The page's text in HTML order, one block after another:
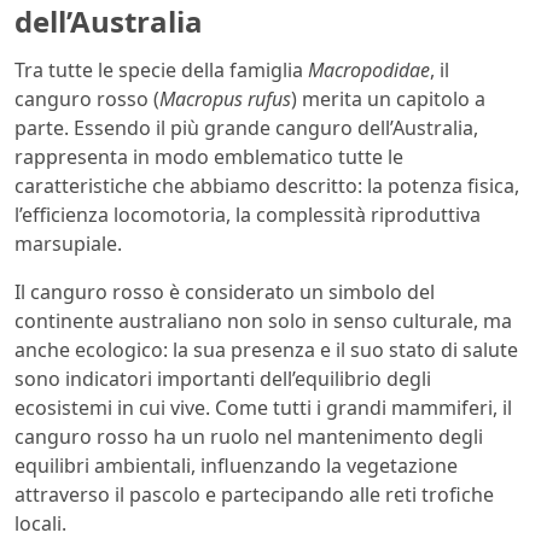
dell’Australia
Tra tutte le specie della famiglia Macropodidae, il
canguro rosso (Macropus rufus) merita un capitolo a
parte. Essendo il più grande canguro dell’Australia,
rappresenta in modo emblematico tutte le
caratteristiche che abbiamo descritto: la potenza fisica,
l’efficienza locomotoria, la complessità riproduttiva
marsupiale.
Il canguro rosso è considerato un simbolo del
continente australiano non solo in senso culturale, ma
anche ecologico: la sua presenza e il suo stato di salute
sono indicatori importanti dell’equilibrio degli
ecosistemi in cui vive. Come tutti i grandi mammiferi, il
canguro rosso ha un ruolo nel mantenimento degli
equilibri ambientali, influenzando la vegetazione
attraverso il pascolo e partecipando alle reti trofiche
locali.